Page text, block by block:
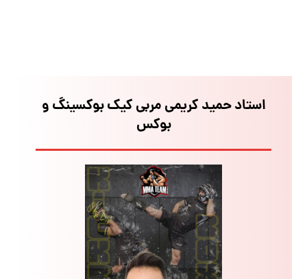
استاد حمید کریمی مربی کیک بوکسینگ و
بوکس